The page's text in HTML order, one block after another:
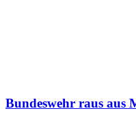
Bundeswehr raus aus